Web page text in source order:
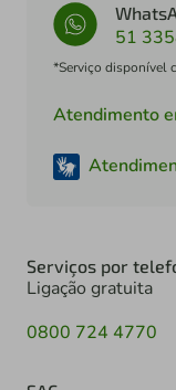
51
*Serviço disponível
Atendimento
Serviços por
Ligação gratuita
0800 724 4770